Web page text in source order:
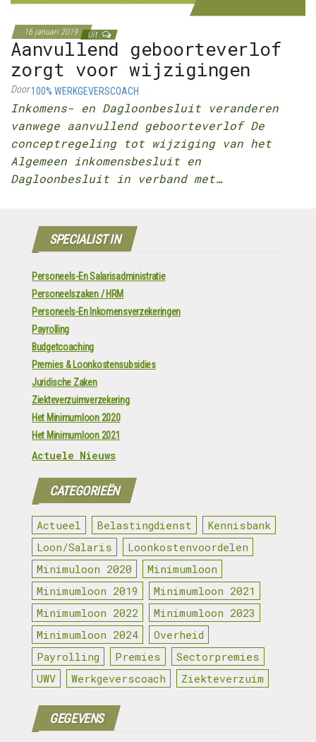
16 januari 2019 Uit
Aanvullend geboorteverlof
zorgt voor wijzigingen
Door100% WERKGEVERSCOACH
Inkomens- en Dagloonbesluit veranderen
vanwege aanvullend geboorteverlof De
conceptregeling tot wijziging van het
Algemeen inkomensbesluit en
Dagloonbesluit in verband met…
SPECIALIST IN
Personeels-En Salarisadministratie
Personeelszaken / HRM
Personeels-En Inkomensverzekeringen
Payrolling
Budgetcoaching
Premies & Loonkostensubsidies
Juridische Zaken
Ziekteverzuimverzekering
Het Minimumloon 2020
Het Minimumloon 2021
Actuele Nieuws
CATEGORIEËN
Actueel Belastingdienst
Kennisbank
Loon/Salaris
Loonkostenvoordelen
Minimuloon 2020
Minimumloon
Minimumloon 2019
Minimumloon 2021
Minimumloon 2022
Minimumloon 2023
Minimumloon 2024
Overheid
Payrolling
Premies
Sectorpremies
UWV
Werkgeverscoach Ziekteverzuim
GEGEVENS